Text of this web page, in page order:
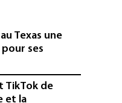
Texas une
ses
TikTok de
et la